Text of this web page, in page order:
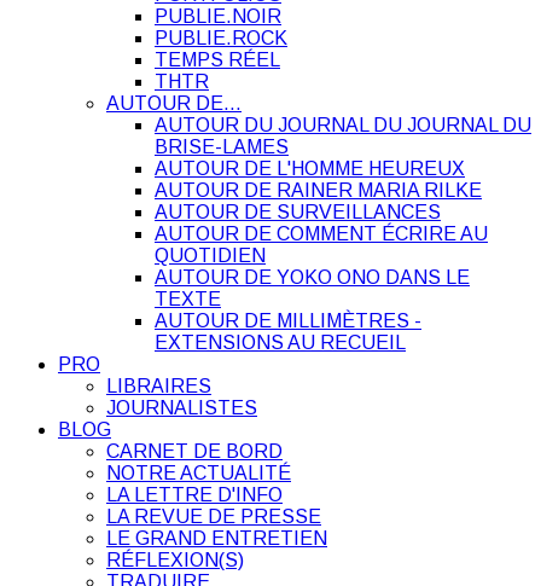
PUBLIE.NOIR
PUBLIE.ROCK
TEMPS RÉEL
THTR
AUTOUR DE…
AUTOUR DU JOURNAL DU JOURNAL DU
BRISE-LAMES
AUTOUR DE L'HOMME HEUREUX
AUTOUR DE RAINER MARIA RILKE
AUTOUR DE SURVEILLANCES
AUTOUR DE COMMENT ÉCRIRE AU
QUOTIDIEN
AUTOUR DE YOKO ONO DANS LE
TEXTE
AUTOUR DE MILLIMÈTRES -
EXTENSIONS AU RECUEIL
PRO
LIBRAIRES
JOURNALISTES
BLOG
CARNET DE BORD
NOTRE ACTUALITÉ
LA LETTRE D'INFO
LA REVUE DE PRESSE
LE GRAND ENTRETIEN
RÉFLEXION(S)
TRADUIRE